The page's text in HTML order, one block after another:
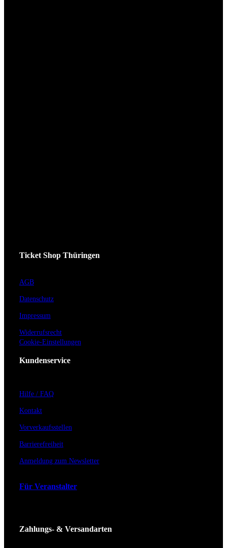
Ticket Shop Thüringen
AGB
Datenschutz
Impressum
Widerrufsrecht
Cookie-Einstellungen
Kundenservice
Hilfe / FAQ
Kontakt
Vorverkaufsstellen
Barrierefreiheit
Anmeldung zum Newsletter
Für Veranstalter
Zahlungs- & Versandarten